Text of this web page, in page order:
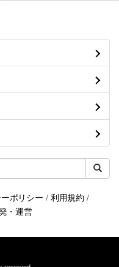
ポリシー / 利用規約 /
・運営